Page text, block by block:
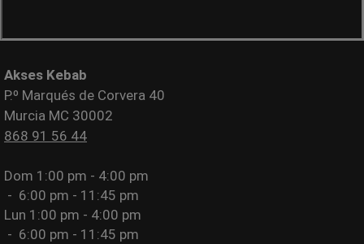
Akses Kebab
P.º Marqués de Corvera 40
Murcia MC 30002
868 91 56 44
Dom 1:00 pm - 4:00 pm
- 6:00 pm - 11:45 pm
Lun 1:00 pm - 4:00 pm
- 6:00 pm - 11:45 pm